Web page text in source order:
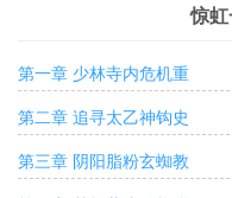
惊
第一章 少林寺内危机重
第二章 追寻太乙神钩史
第三章 阴阳脂粉玄蜘教